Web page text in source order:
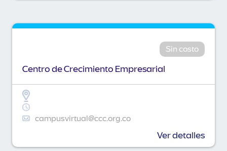
Sin costo
Centro de Crecimiento Empresarial
campusvirtual@ccc.org.co
Ver detalles